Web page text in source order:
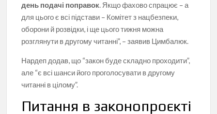
день подачі поправок. Якщо фахово спрацює – а
для цього є всі підстави – Комітет з нацбезпеки,
оборони й розвідки, і ще цього тижня можна
розглянути в другому читанні”, – заявив Цимбалюк.
Нардеп додав, що “закон буде складно проходити”,
але “є всі шанси його проголосувати в другому
читанні в цілому”.
Питання в законопроєкті